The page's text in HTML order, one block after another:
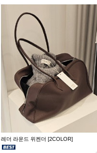
레더 라운드 위켄더 [2COLOR]